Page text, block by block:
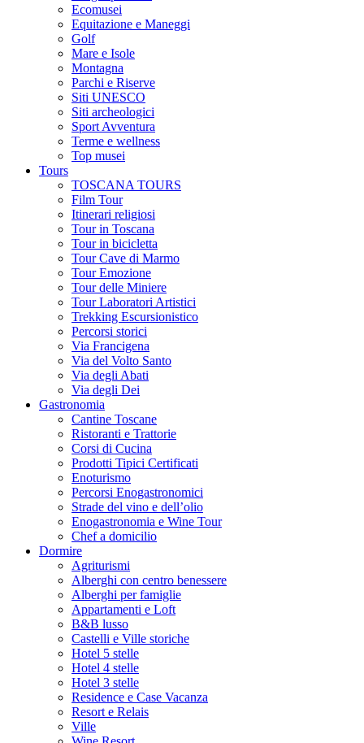
Ecomusei
Equitazione e Maneggi
Golf
Mare e Isole
Montagna
Parchi e Riserve
Siti UNESCO
Siti archeologici
Sport Avventura
Terme e wellness
Top musei
Tours
TOSCANA TOURS
Film Tour
Itinerari religiosi
Tour in Toscana
Tour in bicicletta
Tour Cave di Marmo
Tour Emozione
Tour delle Miniere
Tour Laboratori Artistici
Trekking Escursionistico
Percorsi storici
Via Francigena
Via del Volto Santo
Via degli Abati
Via degli Dei
Gastronomia
Cantine Toscane
Ristoranti e Trattorie
Corsi di Cucina
Prodotti Tipici Certificati
Enoturismo
Percorsi Enogastronomici
Strade del vino e dell’olio
Enogastronomia e Wine Tour
Chef a domicilio
Dormire
Agriturismi
Alberghi con centro benessere
Alberghi per famiglie
Appartamenti e Loft
B&B lusso
Castelli e Ville storiche
Hotel 5 stelle
Hotel 4 stelle
Hotel 3 stelle
Residence e Case Vacanza
Resort e Relais
Ville